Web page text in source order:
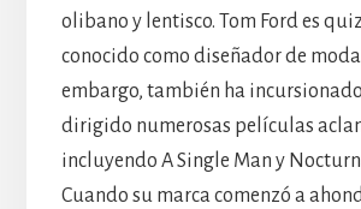
olibano y lentisco. Tom Ford es
conocido como diseñador de
embargo, también ha
dirigido numerosas películas
incluyendo A Single Man y
Cuando su marca comenzó a